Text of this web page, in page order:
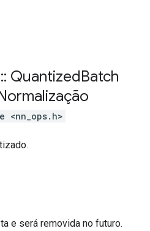
:: QuantizedBatch
<nn_ops.h>
e será removida no futuro.